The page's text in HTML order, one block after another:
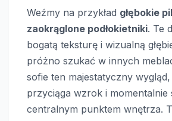
Weźmy na przykład głębokie
zaokrąglone podłokietniki. Te
bogatą teksturę i wizualną
próżno szukać w innych
sofie ten majestatyczny
przyciąga wzrok i momentalnie
centralnym punktem wnętrza.